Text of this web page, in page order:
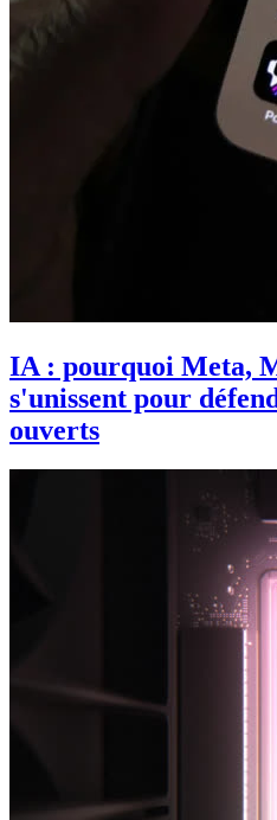
IA : pourquoi Meta,
s'unissent pour
ouverts